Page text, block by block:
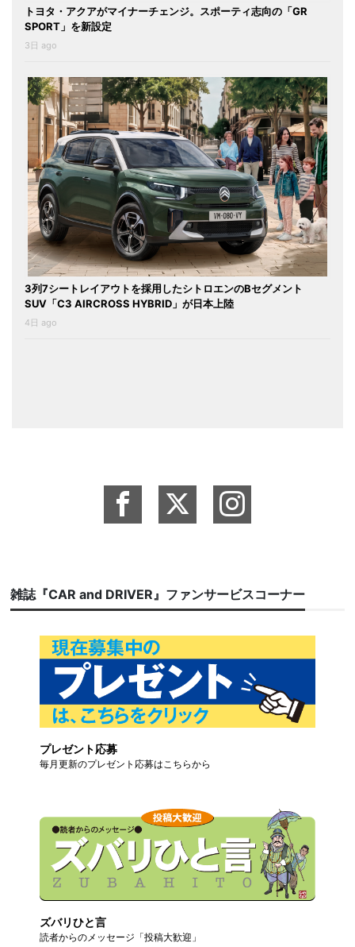
トヨタ・アクアがマイナーチェンジ。スポーティ志向の「GR
SPORT」を新設定
3日 ago
3列7シートレイアウトを採用したシトロエンのBセグメント
SUV「C3 AIRCROSS HYBRID」が日本上陸
4日 ago
雑誌『CAR and DRIVER』ファンサービスコーナー
プレゼント応募
毎月更新のプレゼント応募はこちらから
ズバリひと言
読者からのメッセージ「投稿大歓迎」